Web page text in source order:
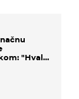
"Hvala